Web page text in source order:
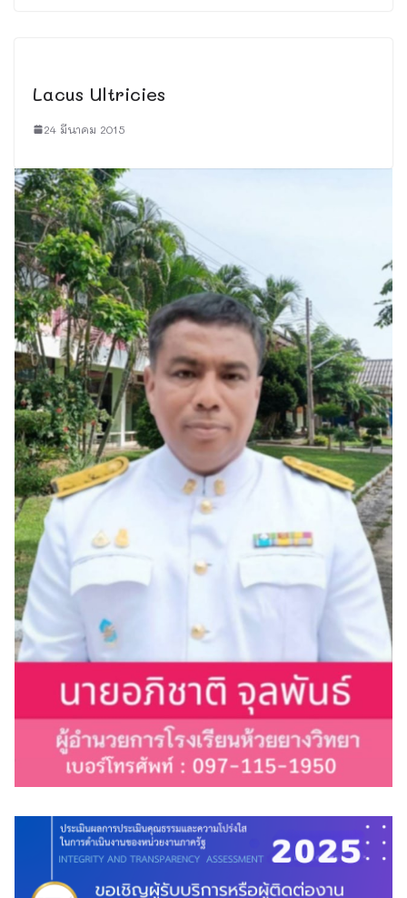
Lacus Ultricies
24 มีนาคม 2015